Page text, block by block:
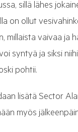
sillä lähes
on ollut
millaista vaivaa ja
syntyä ja siksi
pohtii.
lisätä Sector
myös